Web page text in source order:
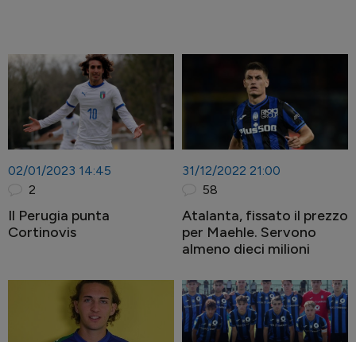
02/01/2023 14:45
2
Il Perugia punta
Cortinovis
31/12/2022 21:00
58
Atalanta, fissato il prezzo
per Maehle. Servono
almeno dieci milioni